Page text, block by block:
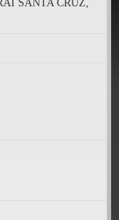
SANTA CRUZ,